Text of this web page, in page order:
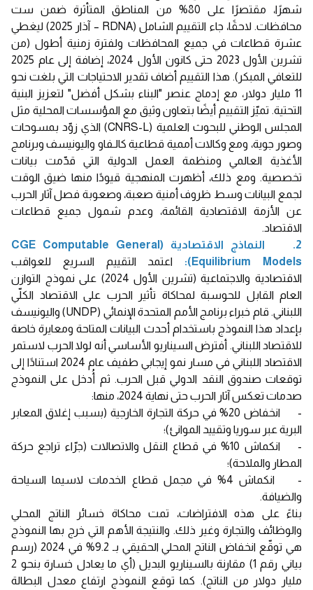
شهرًا، مقتصرًا على 80% من المناطق المتأثرة ضمن ست
محافظات. لاحقًا، جاء التقييم الشامل (RDNA – آذار 2025) ليغطي
عشرة قطاعات في جميع المحافظات ولفترة زمنية أطول (من
تشرين الأول 2023 حتى كانون الأول 2024، إضافة إلى عام 2025
للتعافي المبكر). هذا التقييم أضاف تقدير الاحتياجات التي بلغت نحو
11 مليار دولار، مع إدماج عنصر "البناء بشكل أفضل" لتعزيز البنية
التحتية. تميّز التقييم أيضًا بتعاون وثيق مع المؤسسات المحلية مثل
المجلس الوطني للبحوث العلمية (CNRS-L) الذي زوّد بمسوحات
وصور جوية، ومع وكالات أممية قطاعية كالـفاو واليونيسف وبرنامج
الأغذية العالمي ومنظمة العمل الدولية التي قدّمت بيانات
تخصصية. ومع ذلك، أظهرت المنهجية قيودًا منها ضيق الوقت
لجمع البيانات وسط ظروف أمنية صعبة، وصعوبة فصل آثار الحرب
عن الأزمة الاقتصادية القائمة، وعدم شمول جميع قطاعات
الاقتصاد.
2. النماذج الاقتصادية (CGE Computable General
Equilibrium Models):
اعتمد التقييم السريع للعواقب
الاقتصادية والاجتماعية (تشرين الأول 2024) على نموذج التوازن
العام القابل للحوسبة لمحاكاة تأثير الحرب على الاقتصاد الكلّي
اللبناني. قام خبراء برنامج الأمم المتحدة الإنمائي (UNDP) واليونيسف
بإعداد هذا النموذج باستخدام أحدث البيانات المتاحة ومعايرة خاصة
للاقتصاد اللبناني. أفترض السيناريو الأساسي أنه لولا الحرب لاستمر
الاقتصاد اللبناني في مسار نمو إيجابي طفيف عام 2024 استنادًا إلى
توقعات صندوق النقد الدولي قبل الحرب. ثم أُدخل على النموذج
صدمات تعكس آثار الحرب حتى نهاية 2024، منها:
- انخفاض 20% في حركة التجارة الخارجية (بسبب إغلاق المعابر
البرية عبر سوريا وتقييد الموانئ)؛
- انكماش 10% في قطاع النقل والاتصالات (جرّاء تراجع حركة
المطار والملاحة)؛
- انكماش 4% في مجمل قطاع الخدمات لاسيما السياحة
والضيافة.
بناءً على هذه الافتراضات، تمت محاكاة خسائر الناتج المحلي
والوظائف والتجارة وغير ذلك. والنتيجة الأهم التي خرج بها النموذج
هي توقّع انخفاض الناتج المحلي الحقيقي بـ 9.2% في 2024 (رسم
بياني رقم 1) مقارنة بالسيناريو البديل (أي ما يعادل خسارة بنحو 2
مليار دولار من الناتج). كما توقع النموذج ارتفاع معدل البطالة